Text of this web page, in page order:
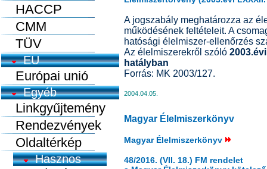
HACCP
CMM
TÜV
EU
Európai unió
Egyéb
Linkgyűjtemény
Rendezvények
Oldaltérkép
A jogszabály meghatározza az
működésének feltételeit. A
hatósági élelmiszer-ellenőrzés
Az élelmiszerekről szóló
hatályban
Forrás: MK 2003/127.
2004.04.05.
Magyar Élelmiszerkönyv
Magyar Élelmiszerkönyv
48/2016. (VII. 18.) FM rendelet